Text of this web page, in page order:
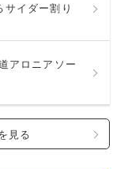
イダー割り
アロニアソー
の一覧を見る